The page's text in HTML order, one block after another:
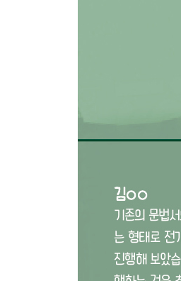
궁금증 해소하기:
object 키워드 ...... 267
enum 클래스 ...... 284
연산자 오버로딩 ......
NyetHack 게임 세계
궁금증 해소하기: 객
궁금증 해소하기: